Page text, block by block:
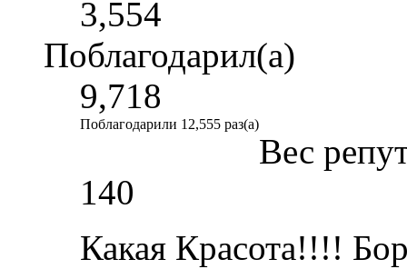
3,554
Поблагодарил(а)
9,718
Поблагодарили 12,555 раз(а)
Вес
140
Какая Красота!!!!